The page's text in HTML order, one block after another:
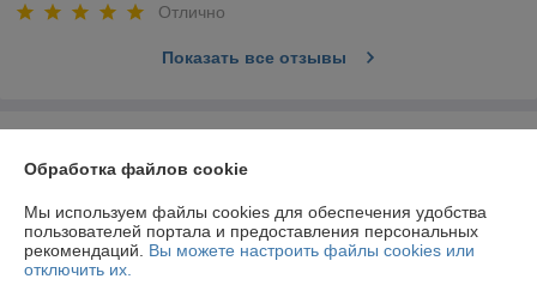
Отлично
Показать все отзывы
Доставка и оплата
Обработка файлов cookie
Мы используем файлы cookies для обеспечения удобства
пользователей портала и предоставления персональных
рекомендаций. Вы можете настроить файлы cookies или
отключить их.